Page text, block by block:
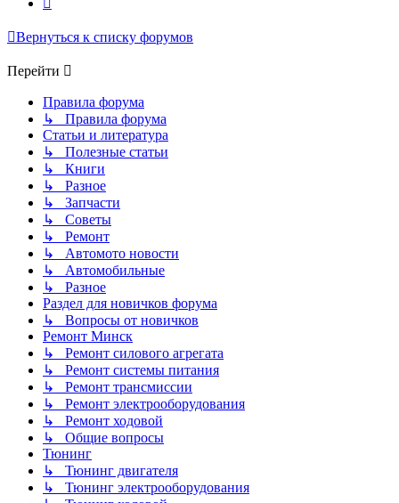
Вернуться к списку форумов
Перейти
Правила форума
↳ Правила форума
Статьи и литература
↳ Полезные статьи
↳ Книги
↳ Разное
↳ Запчасти
↳ Советы
↳ Ремонт
↳ Автомото новости
↳ Автомобильные
↳ Разное
Раздел для новичков форума
↳ Вопросы от новичков
Ремонт Минск
↳ Ремонт силового агрегата
↳ Ремонт системы питания
↳ Ремонт трансмиссии
↳ Ремонт электрооборудования
↳ Ремонт ходовой
↳ Общие вопросы
Тюнинг
↳ Тюнинг двигателя
↳ Тюнинг электрооборудования